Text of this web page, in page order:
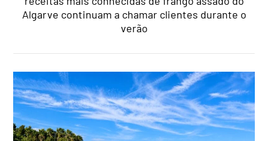
Algarve continuam a chamar clientes durante o
verão